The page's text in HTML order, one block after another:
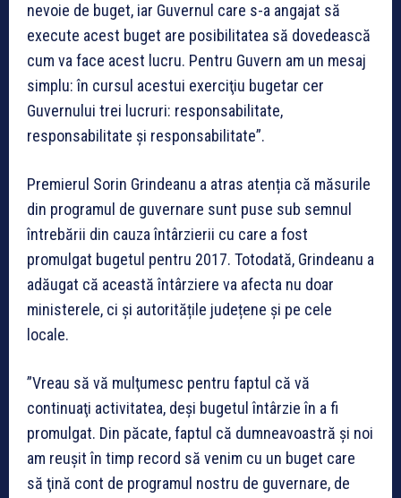
nevoie de buget, iar Guvernul care s-a angajat să
execute acest buget are posibilitatea să dovedească
cum va face acest lucru. Pentru Guvern am un mesaj
simplu: în cursul acestui exerciţiu bugetar cer
Guvernului trei lucruri: responsabilitate,
responsabilitate şi responsabilitate”.
Premierul Sorin Grindeanu a atras atenția că măsurile
din programul de guvernare sunt puse sub semnul
întrebării din cauza întârzierii cu care a fost
promulgat bugetul pentru 2017. Totodată, Grindeanu a
adăugat că această întârziere va afecta nu doar
ministerele, ci și autoritățile județene și pe cele
locale.
”Vreau să vă mulţumesc pentru faptul că vă
continuaţi activitatea, deşi bugetul întârzie în a fi
promulgat. Din păcate, faptul că dumneavoastră şi noi
am reuşit în timp record să venim cu un buget care
să ţină cont de programul nostru de guvernare, de